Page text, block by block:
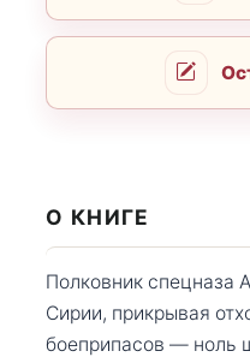
О КНИГЕ
Полковник спецназа
Сирии, прикрывая
боеприпасов — ноль